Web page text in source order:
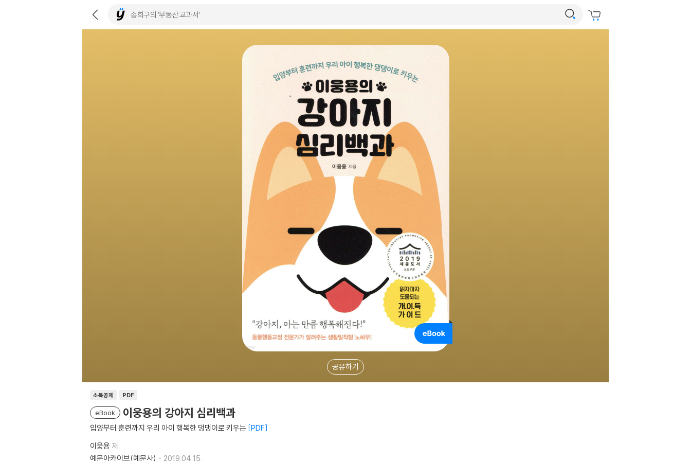
공유하기
소득공제 PDF
eBook 이웅용의 강아지 심리백과
입양부터 훈련까지 우리 아이 행복한 댕댕이로 키우는 PDF
이웅용 저
예문아카이브(예문사)
2019.04.15.